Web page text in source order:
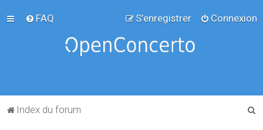
FAQ Connexion
S’enregistrer
Index du forum